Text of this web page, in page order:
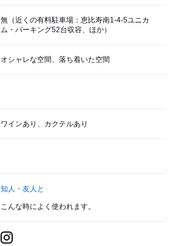
無（近くの有料駐車場：恵比寿南1-4-5ユニカ
ム・パーキング52台収容、ほか）
オシャレな空間、落ち着いた空間
ワインあり、カクテルあり
知人・友人と
こんな時によく使われます。